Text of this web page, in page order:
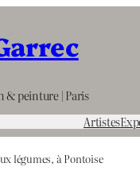
& peinture | Paris
Artistes
légumes, à Pontoise